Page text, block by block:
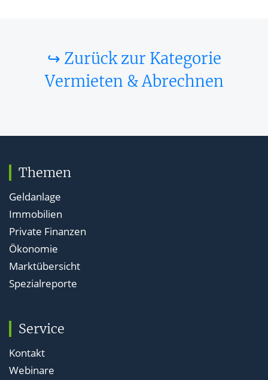
↪ Zurück zur Kategorie
Vermieten & Abrechnen
Themen
Geldanlage
Immobilien
Private Finanzen
Ökonomie
Marktübersicht
Spezialreporte
Service
Kontakt
Webinare